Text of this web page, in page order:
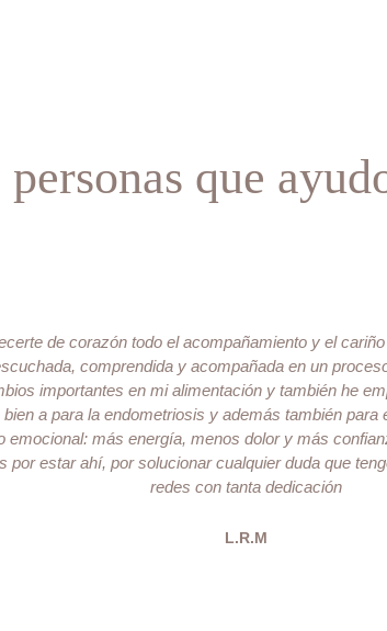
personas que
de corazón todo el acompañamiento y el
comprendida y acompañada en un
importantes en mi alimentación y también he
a para la endometriosis y además también
más energía, menos dolor y más
por estar ahí, por solucionar cualquier duda que
redes con tanta dedicación
L.R.M